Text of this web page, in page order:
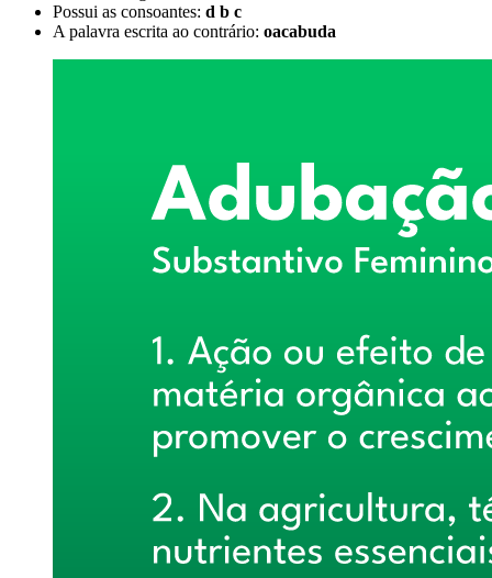
Possui as consoantes: d b c
A palavra escrita ao contrário: oacabuda